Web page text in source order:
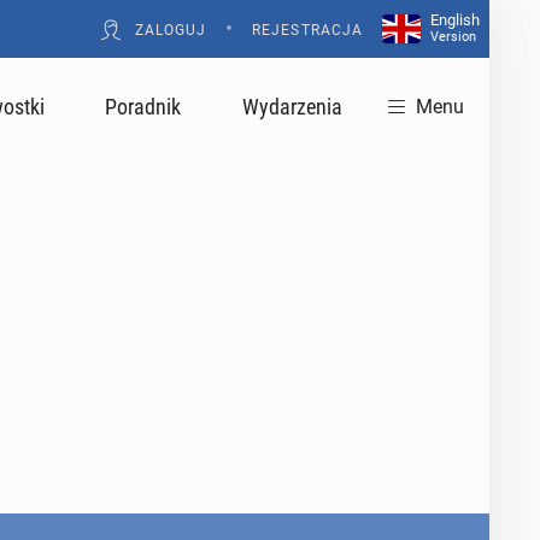
ZALOGUJ • REJESTRACJA
English
Version
Poradnik Wydarzenia Menu